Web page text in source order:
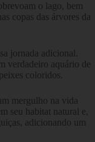
o lago, bem
copas das árvores da
jornada adicional.
verdadeiro aquário de
coloridos.
mergulho na vida
seu habitat natural e,
adicionando um